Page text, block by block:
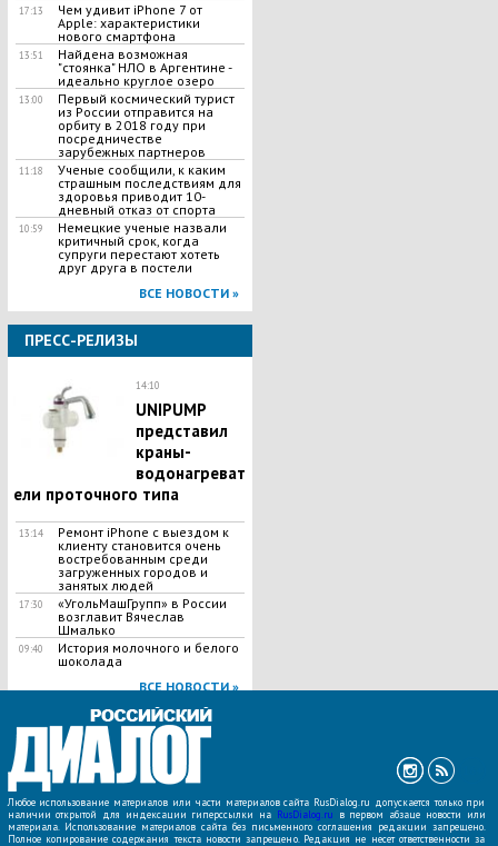
17:13
Чем удивит iPhone 7 от
Apple: характеристики
нового смартфона
13:51
Найдена возможная
"стоянка" НЛО в Аргентине -
идеально круглое озеро
13:00
Первый космический турист
из России отправится на
орбиту в 2018 году при
посредничестве
зарубежных партнеров
11:18
Ученые сообщили, к каким
страшным последствиям для
здоровья приводит 10-
дневный отказ от спорта
10:59
Немецкие ученые назвали
критичный срок, когда
супруги перестают хотеть
друг друга в постели
ВСЕ НОВОСТИ »
ПРЕСС-РЕЛИЗЫ
14:10
UNIPUMP
представил
краны-
водонагреват
ели проточного типа
13:14
Ремонт iPhone с выездом к
клиенту становится очень
востребованным среди
загруженных городов и
занятых людей
17:30
«УгольМашГрупп» в России
возглавит Вячеслав
Шмалько
09:40
История молочного и белого
шоколада
ВСЕ НОВОСТИ »
Любое использование материалов или части материалов сайта RusDialog.ru допускается только при
наличии открытой для индексации гиперссылки на RusDialog.ru в первом абзаце новости или
материала. Использование материалов сайта без письменного соглашения редакции запрещено.
Полное копирование содержания текста новости запрещено. Редакция не несет ответственности за